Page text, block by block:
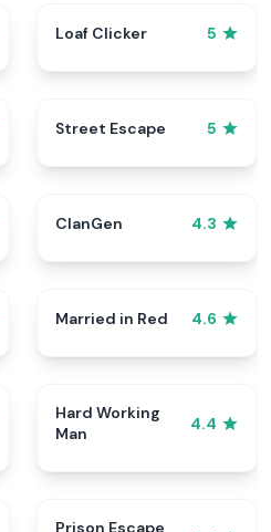
Loaf Clicker 5
Street Escape 5
ClanGen 4.3
Married in Red 4.6
Hard Working
Man
4.4
Prison Escape